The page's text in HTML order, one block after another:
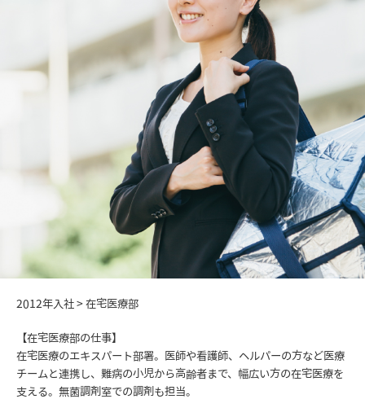
2012年入社 > 在宅医療部
【在宅医療部の仕事】
在宅医療のエキスパート部署。医師や看護師、ヘルパーの方など医療
チームと連携し、難病の小児から高齢者まで、幅広い方の在宅医療を
支える。無菌調剤室での調剤も担当。